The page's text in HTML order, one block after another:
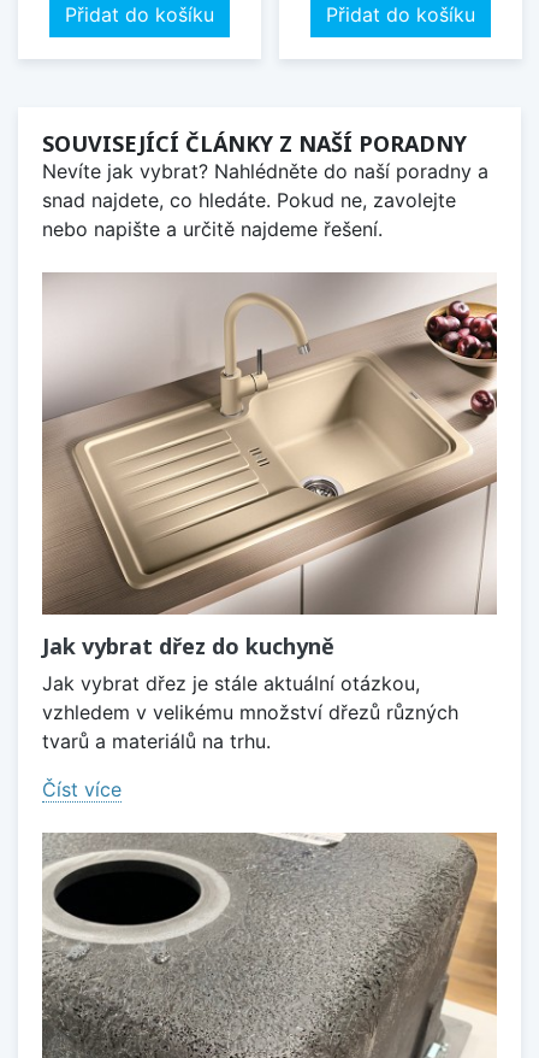
Přidat do košíku Přidat do košíku
SOUVISEJÍCÍ ČLÁNKY Z NAŠÍ PORADNY
Nevíte jak vybrat? Nahlédněte do naší poradny a
snad najdete, co hledáte. Pokud ne, zavolejte
nebo napište a určitě najdeme řešení.
Jak vybrat dřez do kuchyně
Jak vybrat dřez je stále aktuální otázkou,
vzhledem v velikému množství dřezů různých
tvarů a materiálů na trhu.
Číst více